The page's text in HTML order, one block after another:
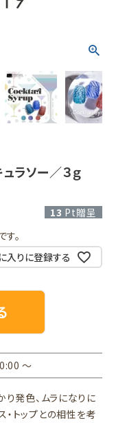
ラソー／３ｇ
13 Pt贈呈
。
入りに登録する
〜
り発色、ムラになりに
トップとの相性を考